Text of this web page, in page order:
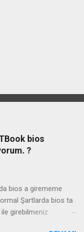
bios
?
bios a girememe
Şartlarda bios ta
girebilmeniz